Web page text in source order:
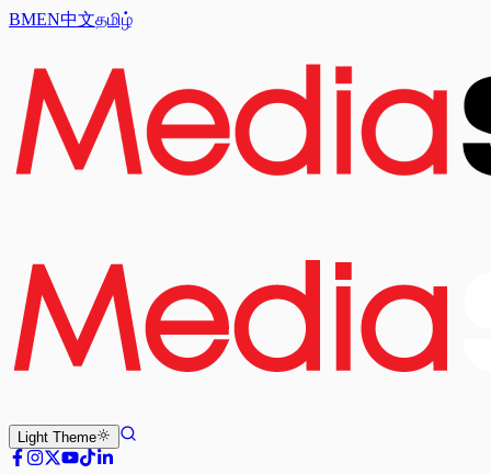
BMEN中文தமிழ்
Light Theme